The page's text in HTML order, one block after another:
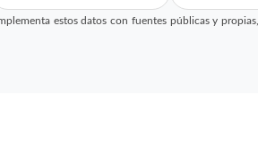
estos datos con fuentes públicas y